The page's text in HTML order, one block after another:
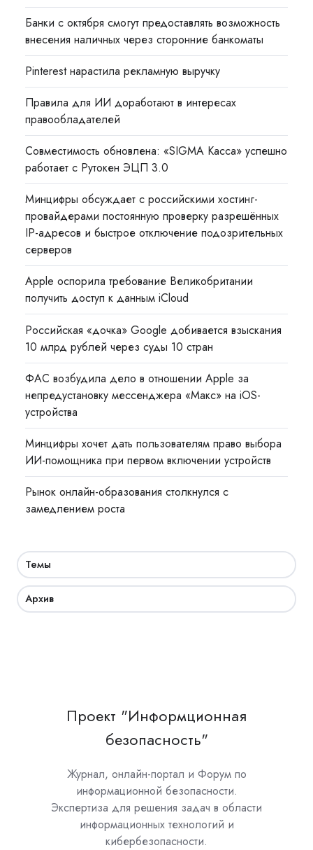
Банки с октября смогут предоставлять возможность
внесения наличных через сторонние банкоматы
Pinterest нарастила рекламную выручку
Правила для ИИ доработают в интересах
правообладателей
Совместимость обновлена: «SIGMA Касса» успешно
работает с Рутокен ЭЦП 3.0
Минцифры обсуждает с российскими хостинг-
провайдерами постоянную проверку разрешённых
IP-адресов и быстрое отключение подозрительных
серверов
Apple оспорила требование Великобритании
получить доступ к данным iCloud
Российская «дочка» Google добивается взыскания
10 млрд рублей через суды 10 стран
ФАС возбудила дело в отношении Apple за
непредустановку мессенджера «Макс» на iOS-
устройства
Минцифры хочет дать пользователям право выбора
ИИ-помощника при первом включении устройств
Рынок онлайн-образования столкнулся с
замедлением роста
Темы
Архив
Проект "Информционная
безопасность"
Журнал, онлайн-портал и Форум по
информационной безопасности.
Экспертиза для решения задач в области
информационных технологий и
кибербезопасности.